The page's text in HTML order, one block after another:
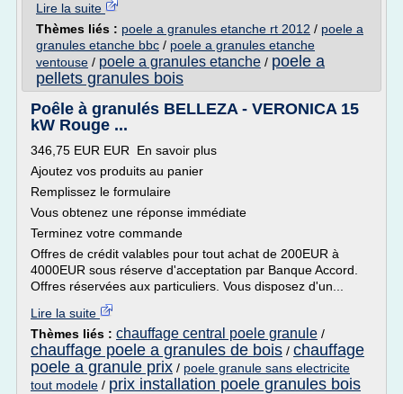
Lire la suite
Thèmes liés : poele a granules etanche rt 2012 / poele a
granules etanche bbc / poele a granules etanche
ventouse / poele a granules etanche / poele a
pellets granules bois
Poêle à granulés BELLEZA - VERONICA 15
kW Rouge ...
346,75 EUR EUR En savoir plus
Ajoutez vos produits au panier
Remplissez le formulaire
Vous obtenez une réponse immédiate
Terminez votre commande
Offres de crédit valables pour tout achat de 200EUR à
4000EUR sous réserve d'acceptation par Banque Accord.
Offres réservées aux particuliers. Vous disposez d'un...
Lire la suite
Thèmes liés : chauffage central poele granule /
chauffage poele a granules de bois / chauffage
poele a granule prix / poele granule sans electricite
tout modele / prix installation poele granules bois